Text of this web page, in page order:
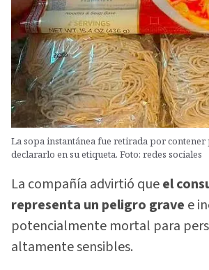
La sopa instantánea fue retirada por contener
declararlo en su etiqueta. Foto: redes sociales
La compañía advirtió queel
representa un peligro grave e
potencialmente mortal para
altamente sensibles.